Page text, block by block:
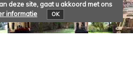
deze site, gaat u akkoord met ons
informatie OK